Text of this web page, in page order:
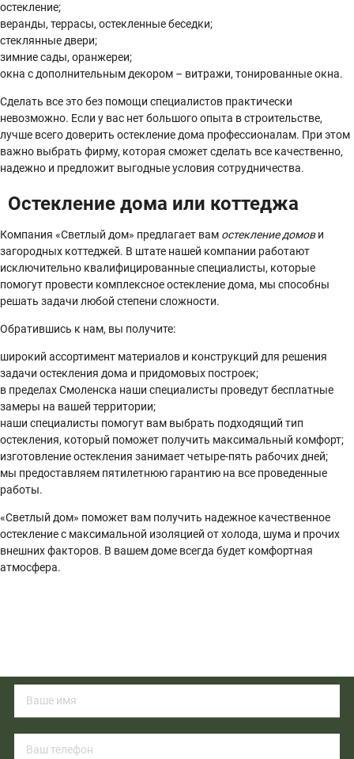
остекление;
веранды, террасы, остекленные беседки;
стеклянные двери;
зимние сады, оранжереи;
окна с дополнительным декором – витражи, тонированные окна.
Сделать все это без помощи специалистов практически
невозможно. Если у вас нет большого опыта в строительстве,
лучше всего доверить остекление дома профессионалам. При этом
важно выбрать фирму, которая сможет сделать все качественно,
надежно и предложит выгодные условия сотрудничества.
Остекление дома или коттеджа
Компания «Светлый дом» предлагает вам остекление домови
загородных коттеджей. В штате нашей компании работают
исключительно квалифицированные специалисты, которые
помогут провести комплексное остекление дома, мы способны
решать задачи любой степени сложности.
Обратившись к нам, вы получите:
широкий ассортимент материалов и конструкций для решения
задачи остекления дома и придомовых построек;
в пределах Смоленска наши специалисты проведут бесплатные
замеры на вашей территории;
наши специалисты помогут вам выбрать подходящий тип
остекления, который поможет получить максимальный комфорт;
изготовление остекления занимает четыре-пять рабочих дней;
мы предоставляем пятилетнюю гарантию на все проведенные
работы.
«Светлый дом» поможет вам получить надежное качественное
остекление с максимальной изоляцией от холода, шума и прочих
внешних факторов. В вашем доме всегда будет комфортная
атмосфера.